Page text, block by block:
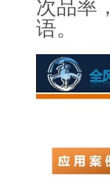
次品率
语。